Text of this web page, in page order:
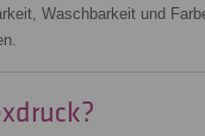
Waschbarkeit und